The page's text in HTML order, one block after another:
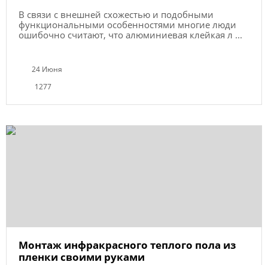
В связи с внешней схожестью и подобными
функциональными особенностями многие люди
ошибочно считают, что алюминиевая клейкая л ...
24 Июня
1277
Монтаж инфракрасного теплого пола из
пленки своими руками